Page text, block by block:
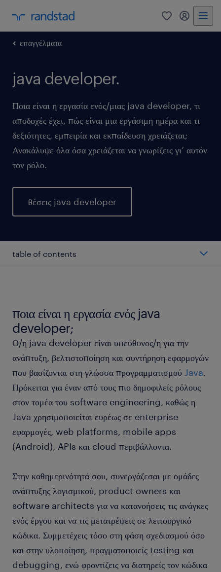
0 my
επαγγέλματα
java developer.
Ποια είναι η εργασία ενός/μιας java developer, τι
αποδοχές έχει, πώς είναι μια εργάσιμη ημέρα και τι
δεξιότητες, εμπειρία και εκπαίδευση χρειάζεται;
Ανακάλυψε όλα όσα χρειάζεται να γνωρίζεις γι’ αυτόν
τον ρόλο.
θέσεις java developer
table of contents
κατηγορίες java developers.
εργαζόμενος ως java developer.
τα προσόντα και η εκπαίδευση ενός java developer.
FAQs.
ποια είναι η εργασία ενός java
developer;
Ο/η java developer είναι υπεύθυνος/η για την
ανάπτυξη, βελτιστοποίηση και συντήρηση εφαρμογών
που βασίζονται στη γλώσσα προγραμματισμού Java.
Πρόκειται για έναν από τους πιο δημοφιλείς ρόλους
στον τομέα του software engineering, καθώς η
Java χρησιμοποιείται ευρέως σε enterprise
εφαρμογές, web platforms, mobile apps
(Android), APIs και cloud περιβάλλοντα.
Στην καθημερινότητά σου, συνεργάζεσαι με ομάδες
ανάπτυξης λογισμικού, product owners και
software architects για να κατανοήσεις τις ανάγκες
ενός έργου και να τις μετατρέψεις σε λειτουργικό
κώδικα. Συμμετέχεις τόσο στη φάση σχεδιασμού όσο
και στην υλοποίηση, πραγματοποιείς testing και
debugging, ενώ φροντίζεις να διατηρείς τον κώδικα